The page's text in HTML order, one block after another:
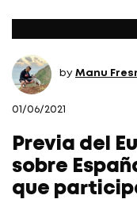
by Manu
01/06/2021
Previa del
sobre
que